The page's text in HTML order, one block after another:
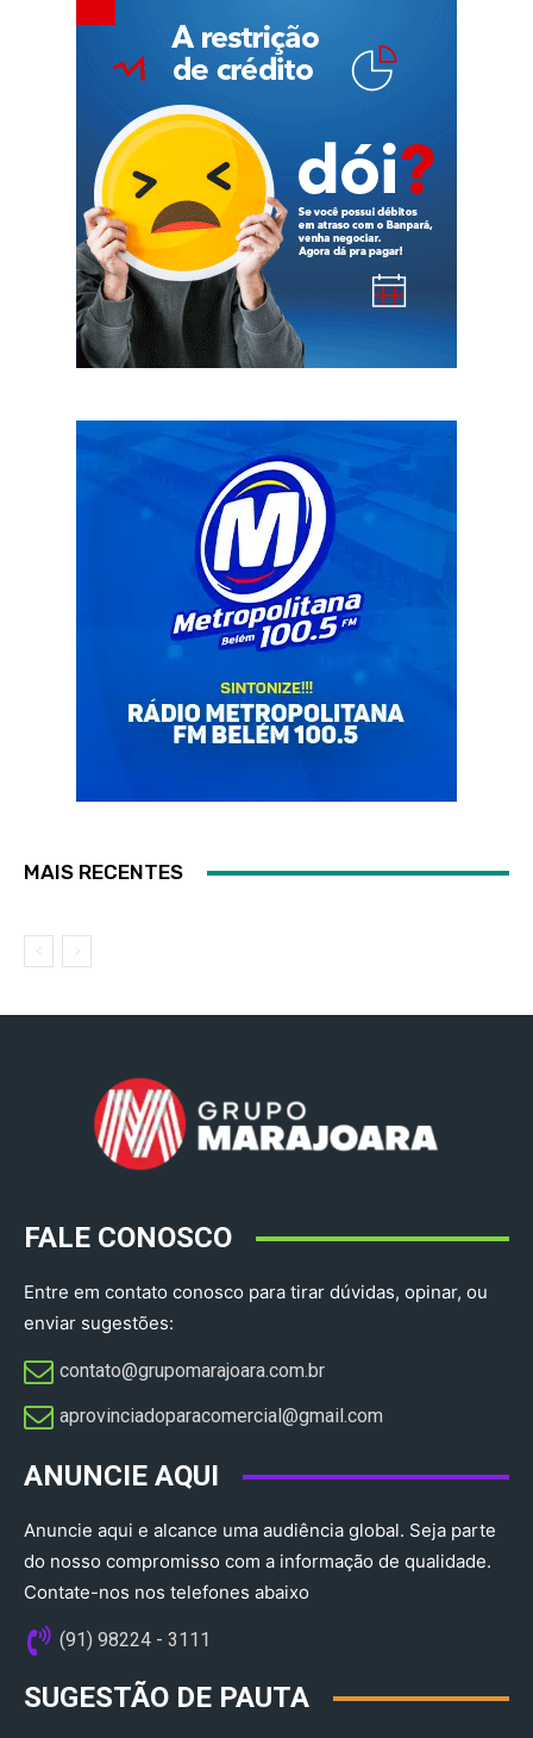
MAIS RECENTES
FALE CONOSCO
Entre em contato conosco para tirar dúvidas, opinar, ou
enviar sugestões:
contato@grupomarajoara.com.br
aprovinciadoparacomercial@gmail.com​
ANUNCIE AQUI
Anuncie aqui e alcance uma audiência global. Seja parte
do nosso compromisso com a informação de qualidade.
Contate-nos nos telefones abaixo
(91) 98224 - 3111
SUGESTÃO DE PAUTA